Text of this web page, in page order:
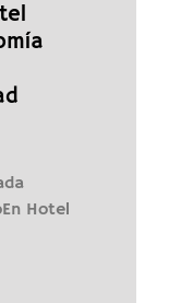
Hotel